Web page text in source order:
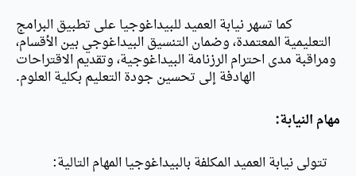
كما تسهر نيابة العميد للبيداغوجيا على تطبيق البرامج
التعليمية المعتمدة، وضمان التنسيق البيداغوجي بين الأقسام،
ومراقبة مدى احترام الرزنامة البيداغوجية، وتقديم الاقتراحات
الهادفة إلى تحسين جودة التعليم بكلية العلوم.
مهام النيابة:
تتولى نيابة العميد المكلفة بالبيداغوجيا المهام التالية: